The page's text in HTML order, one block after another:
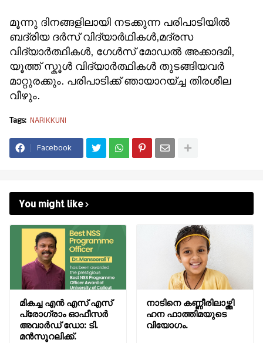
മൂന്നു ദിനങ്ങളിലായി നടക്കുന്ന പരിപാടിയിൽ
ബദ്രിയ ദർസ് വിദ്യാർഥികൾ,മദ്രസ
വിദ്യാർത്ഥികൾ, ഗേൾസ് മോഡൽ അക്കാദമി,
യൂത്ത് സ്കൂൾ വിദ്യാർത്ഥികൾ തുടങ്ങിയവർ
മാറ്റുരക്കും. പരിപാടിക്ക് ഞായാറയ്ച്ച തിരശീല
വീഴും.
Tags: NARIKKUNI
Facebook
You might like
മികച്ച എൻ എസ് എസ്
പ്രോഗ്രാം ഓഫീസർ
അവാർഡ് ഡോ: ടി.
മൻസൂറലിക്ക്.
നാടിനെ കണ്ണീരിലാഴ്ത്തി
ഹന ഫാത്തിമയുടെ
വിയോഗം.